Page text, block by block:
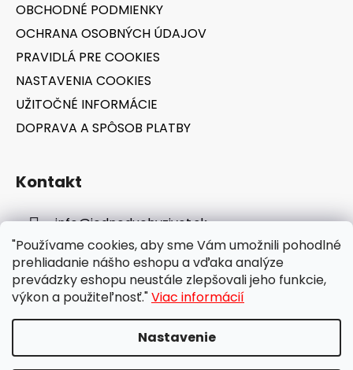
"Používame cookies, aby sme Vám umožnili pohodlné
prehliadanie nášho eshopu a vďaka analýze
prevádzky eshopu neustále zlepšovali jeho funkcie,
výkon a použiteľnosť."Viac informácií
Nastavenie
OBCHODNÉ PODMIENKY
OCHRANA OSOBNÝCH ÚDAJOV
PRAVIDLÁ PRE COOKIES
NASTAVENIA COOKIES
UŽITOČNÉ INFORMÁCIE
DOPRAVA A SPÔSOB PLATBY
Kontakt
info@jednoduchyzivot.sk
E-shop: 0948 647 767